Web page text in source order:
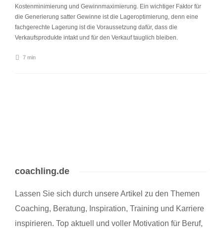
Kostenminimierung und Gewinnmaximierung. Ein wichtiger Faktor für
die Generierung satter Gewinne ist die Lageroptimierung, denn eine
fachgerechte Lagerung ist die Voraussetzung dafür, dass die
Verkaufsprodukte intakt und für den Verkauf tauglich bleiben.
7 min
coachling.de
Lassen Sie sich durch unsere Artikel zu den Themen
Coaching, Beratung, Inspiration, Training und Karriere
inspirieren. Top aktuell und voller Motivation für Beruf,